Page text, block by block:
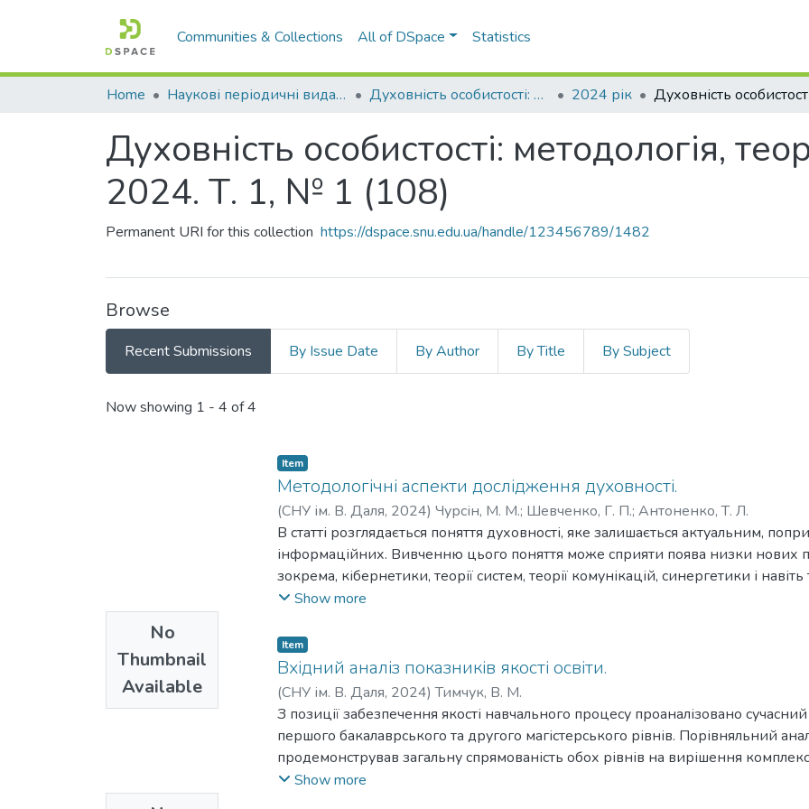
Communities & Collections All of DSpace Statistics
Home Наукові періодичні видання СНУ ім. В. Даля Духовність особистості: методологія, теорія і практика 2024 рік
Духовність особистості: методологія,
2024. Т. 1, № 1 (108)
Permanent URI for this collection https://dspace.snu.edu.ua/handle/123456789/1482
Browse
Recent Submissions By Issue Date By Author By Title By Subject
Recent Submissions
Now showing 1 - 4 of 4
No
Thumbnail
Available
Item
Методологічні аспекти дослідження духовності.
(СНУ ім. В. Даля, 2024) Чурсін, М. М.; Шевченко, Г. П.; Антоненко, Т. Л.
В статті розглядається поняття духовності, яке залишається актуальним,
інформаційних. Вивченню цього поняття може сприяти поява низки нових
зокрема, кібернетики, теорії систем, теорії комунікацій, синергетики і навіть
і семантичних концепціях. Виділяються кілька напрямів (і відповідних
«всесвітньої Свідомості», до раціональної свідомості, до інтелекту; із
всього людства чи певної групи людей; з редукціонізмом, прагненням
духовності як щаблі еволюції мозку людини, біологічних і хімічних основ
видів, навіть вивести їх із властивостей елементарних частинок і
формування фізичного фундаменту духовності. Специфічною проблемою у
результатів вивчення духовності методами різних наук та формування
що прагнення до редукції, формалізації, наукової строгості та
Show more
Item
Вхідний аналіз показників якості освіти.
(СНУ ім. В. Даля, 2024)Тимчук, В. М.
З позиції забезпечення якості навчального процесу проаналізовано
першого бакалаврського та другого магістерського рівнів. Порівняльний
продемонстрував загальну спрямованість обох рівнів на вирішення
викладачі визначають 45,5% загальних компетентностей (ЗК) на рівні
Show more